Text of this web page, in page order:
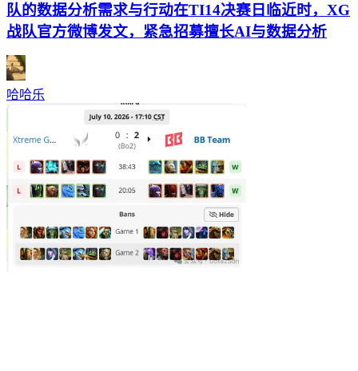
队的数据分析需求与行动在TI14决赛日临近时，XG
战队官方微博发文，紧急招募擅长AI与数据分析
哈哈乐